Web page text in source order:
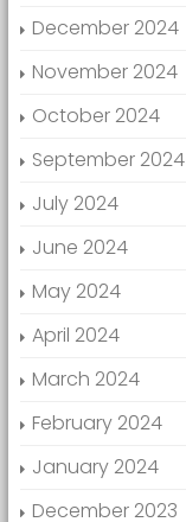
December 2024
November 2024
October 2024
September 2024
July 2024
June 2024
May 2024
April 2024
March 2024
February 2024
January 2024
December 2023